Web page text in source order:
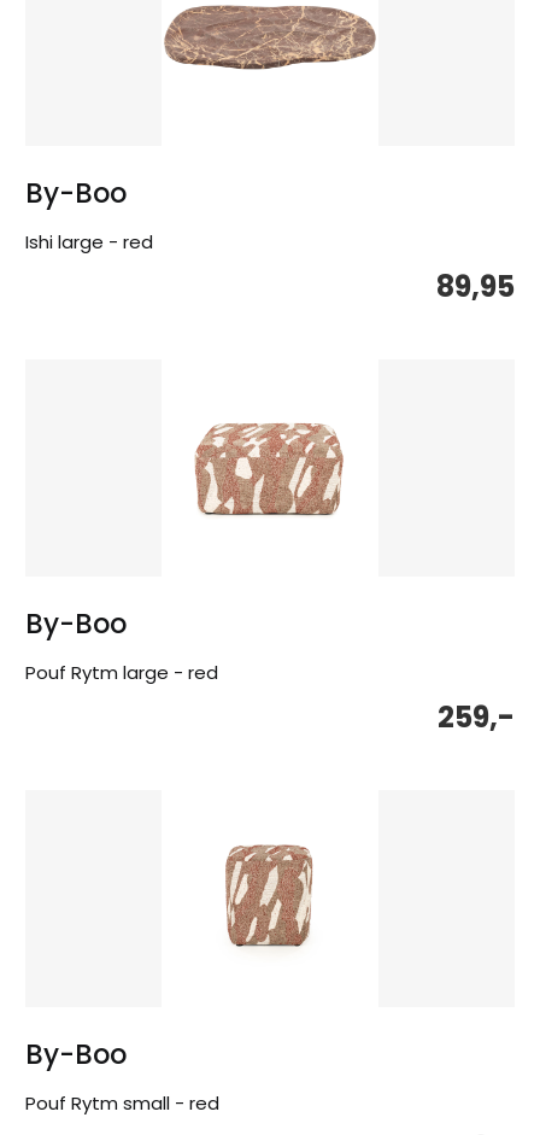
By-Boo
Ishi large - red
89,95
By-Boo
Pouf Rytm large - red
259,-
By-Boo
Pouf Rytm small - red